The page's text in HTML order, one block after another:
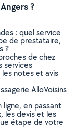
?
: quel service
de prestataire,
?
de chez
services
notes et avis
AlloVoisins
en passant
les devis et les
étape de votre